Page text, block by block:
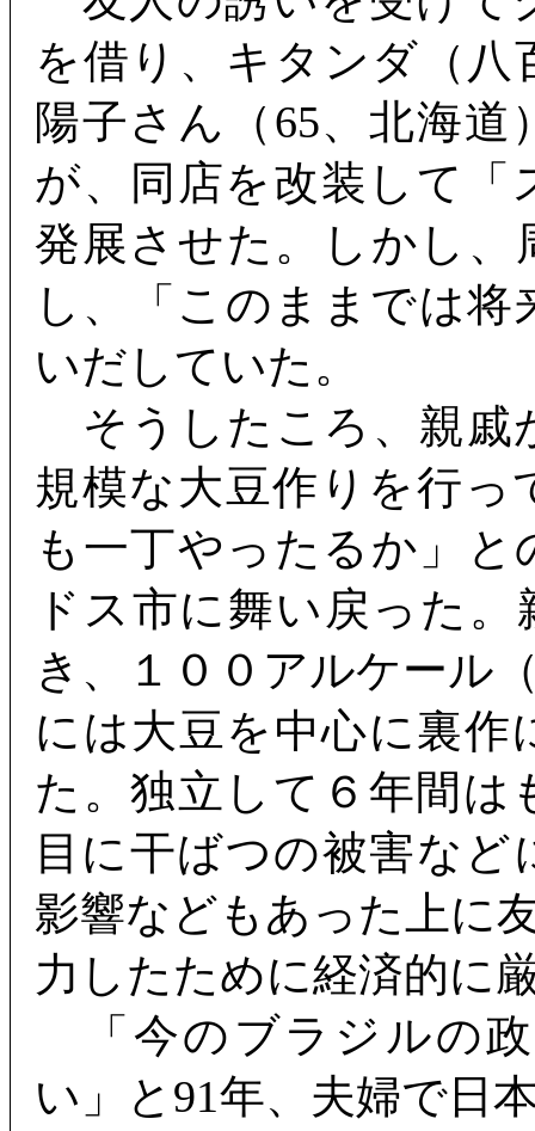
を借り、キタンダ（
陽子さん（65、北海
が、同店を改装して
発展させた。しかし、
し、「このままでは
いだしていた。
そうしたころ、親戚
規模な大豆作りを行
も一丁やったるか」
ドス市に舞い戻った
き、１００アルケール
には大豆を中心に裏
た。独立して６年間
目に干ばつの被害な
影響などもあった上に
力したために経済的に
「今のブラジルの
い」と91年、夫婦で日